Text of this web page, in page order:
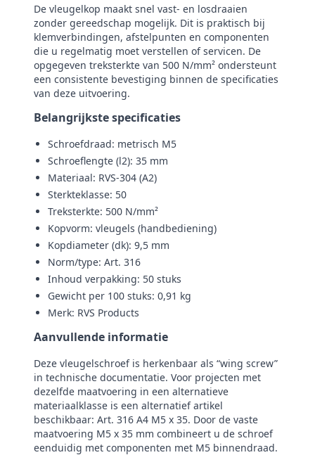
De vleugelkop maakt snel vast- en losdraaien
zonder gereedschap mogelijk. Dit is praktisch bij
klemverbindingen, afstelpunten en componenten
die u regelmatig moet verstellen of servicen. De
opgegeven treksterkte van 500 N/mm² ondersteunt
een consistente bevestiging binnen de specificaties
van deze uitvoering.
Belangrijkste specificaties
Schroefdraad: metrisch M5
Schroeflengte (l2): 35 mm
Materiaal: RVS‑304 (A2)
Sterkteklasse: 50
Treksterkte: 500 N/mm²
Kopvorm: vleugels (handbediening)
Kopdiameter (dk): 9,5 mm
Norm/type: Art. 316
Inhoud verpakking: 50 stuks
Gewicht per 100 stuks: 0,91 kg
Merk: RVS Products
Aanvullende informatie
Deze vleugelschroef is herkenbaar als “wing screw”
in technische documentatie. Voor projecten met
dezelfde maatvoering in een alternatieve
materiaalklasse is een alternatief artikel
beschikbaar: Art. 316 A4 M5 x 35. Door de vaste
maatvoering M5 x 35 mm combineert u de schroef
eenduidig met componenten met M5 binnendraad.